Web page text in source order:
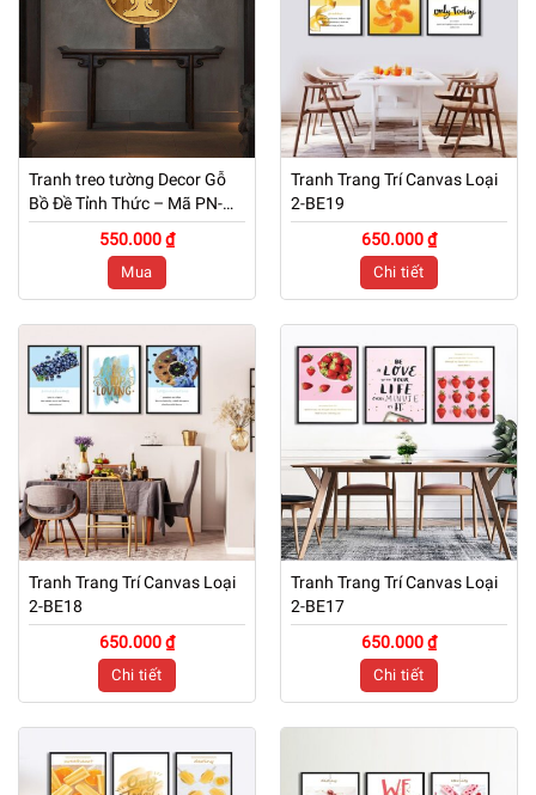
Tranh treo tường Decor Gỗ
Bồ Đề Tỉnh Thức – Mã PN-
TG01
550.000 ₫
Mua
Tranh Trang Trí Canvas Loại
2-BE19
650.000 ₫
Chi tiết
Tranh Trang Trí Canvas Loại
2-BE18
650.000 ₫
Chi tiết
Tranh Trang Trí Canvas Loại
2-BE17
650.000 ₫
Chi tiết